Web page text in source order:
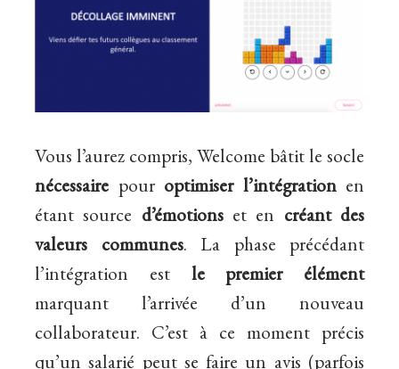
Vous l’aurez compris, Welcome bâtit le socle
nécessaire pour optimiser l’intégrationen
étant source d’émotionset en créant des
valeurs communes. La phase précédant
l’intégration est le premier élément
marquant l’arrivée d’un nouveau
collaborateur. C’est à ce moment précis
qu’un salarié peut se faire un avis (parfois